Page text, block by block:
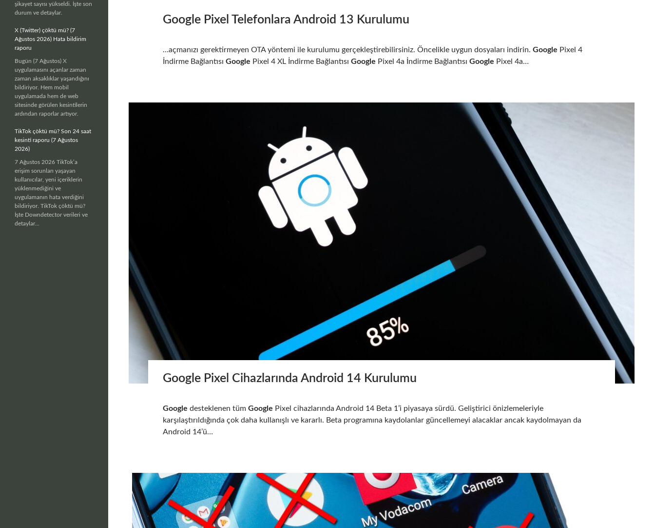
Google Pixel Telefonlara Android 13 Kurulumu
…açmanızı gerektirmeyen OTA yöntemi ile kurulumu gerçekleştirebilirsiniz. Öncelikle uygun dosyaları indirin.Google Pixel 4
İndirme BağlantısıGoogle Pixel 4 XL İndirme BağlantısıGoogle Pixel 4a İndirme BağlantısıGoogle Pixel 4a…
Google Pixel Cihazlarında Android 14 Kurulumu
Google desteklenen tümGoogle Pixel cihazlarında Android 14 Beta 1’i piyasaya sürdü. Geliştirici önizlemeleriyle
karşılaştırıldığında çok daha kullanışlı ve kararlı. Beta programına kaydolanlar güncellemeyi alacaklar ancak kaydolmayan da
Android 14’ü…
şikayet sayısı yükseldi. İşte son
durum ve detaylar.
X (Twitter) çöktü mü? (7
Ağustos 2026) Hata bildirim
raporu
Bugün (7 Ağustos) X
uygulamasını açanlar zaman
zaman aksaklıklar yaşandığını
bildiriyor. Hem mobil
uygulamada hem de web
sitesinde görülen kesintilerin
ardından raporlar artıyor.
TikTok çöktü mü? Son 24 saat
kesinti raporu (7 Ağustos
2026)
7 Ağustos 2026 TikTok’a
erişim sorunları yaşayan
kullanıcılar, yeni içeriklerin
yüklenmediğini ve
uygulamanın hata verdiğini
bildiriyor. TikTok çöktü mü?
İşte Downdetector verileri ve
detaylar...